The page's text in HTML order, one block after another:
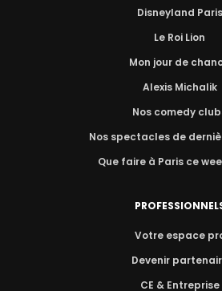
Disneyland Paris
Le Roi Lion
Mon jour de
Alexis Michalik
Nos comedy
Nos spectacles de
Que faire à Paris ce
Votre espace
Devenir
CE & Entreprise